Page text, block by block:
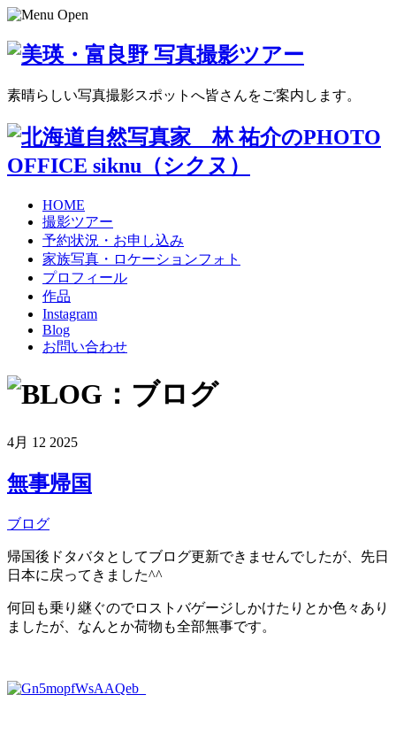
素晴らしい写真撮影スポットへ皆さんをご案内します。
HOME
撮影ツアー
予約状況・お申し込み
家族写真・ロケーションフォト
プロフィール
作品
Instagram
Blog
お問い合わせ
4月 12 2025
無事帰国
ブログ
帰国後ドタバタとしてブログ更新できませんでしたが、先日
日本に戻ってきました^^
何回も乗り継ぐのでロストバゲージしかけたりとか色々あり
ましたが、なんとか荷物も全部無事です。